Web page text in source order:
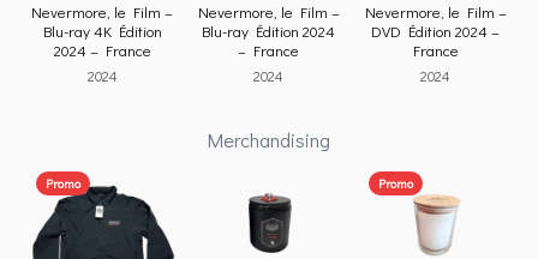
Nevermore, le Film –
Blu-ray 4K Édition
2024 – France
2024
Nevermore, le Film –
Blu-ray Édition 2024
– France
2024
Nevermore, le Film –
DVD Édition 2024 –
France
2024
Merchandising
Promo Promo